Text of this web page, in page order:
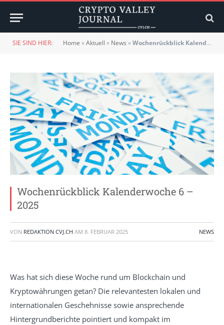
SIE SIND HIER: Home »Aktuell » News »Wochenrückblick Kalenderwoche 6 – 2025
Wochenrückblick Kalenderwoche 6 –
2025
VON REDAKTION CVJ.CH AM 8. FEBRUAR 2025 NEWS
Was hat sich diese Woche rund um Blockchain und
Kryptowährungen getan? Die relevantesten lokalen und
internationalen Geschehnisse sowie ansprechende
Hintergrundberichte pointiert und kompakt im